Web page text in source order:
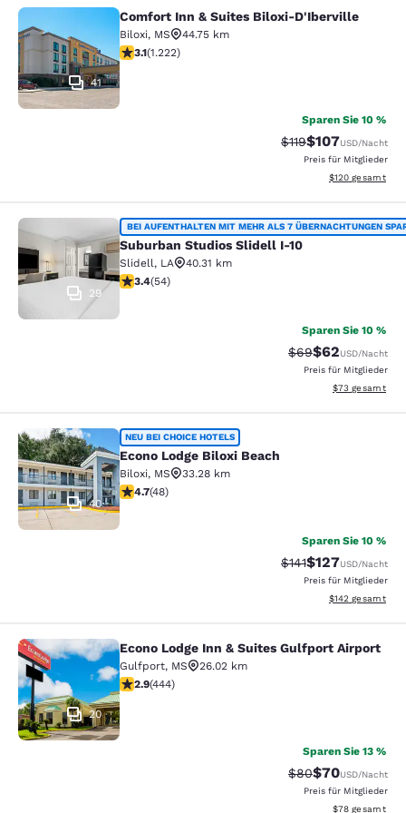
Comfort Inn & Suites Biloxi-
41
Comfort Inn & Suites Biloxi-D'Iberville
Biloxi, MS
44.75 km
3.12-Sterne-Bewertung. Gut. 1222 Bewertungen
3.1(1.222)
Sparen Sie 10 %
Durchgestrichener
$119Vergünstigter
$107USD/Nacht
Preis für Mitglieder
Geschätzte
$120 gesamt
Suburban Studios Slidell I-10
29
BEI AUFENTHALTEN MIT MEHR ALS 7 ÜBERNACHTUNGEN
Suburban Studios Slidell I-10
Slidell, LA
40.31 km
3.37-Sterne-Bewertung. Gut. 54 Bewertungen
3.4(54)
Sparen Sie 10 %
Durchgestrichener
$69Vergünstigter
$62USD/Nacht
Preis für Mitglieder
Geschätzte
$73 gesamt
Econo Lodge Biloxi Beach
40
NEU BEI CHOICE HOTELS
Econo Lodge Biloxi Beach
Biloxi, MS
33.28 km
4.73-Sterne-Bewertung. Außergewöhnlich. 48
4.7(48)
Sparen Sie 10 %
Durchgestrichener
$141Vergünstigter
$127USD/Nacht
Preis für Mitglieder
Geschätzte
$142 gesamt
Econo Lodge Inn & Suites Gulfport
20
Econo Lodge Inn & Suites Gulfport Airport
Gulfport, MS
26.02 km
2.9-Sterne-Bewertung. Mittelmäßig. 444 Bewertungen
2.9(444)
Sparen Sie 13 %
Durchgestrichener
$80Vergünstigter
$70USD/Nacht
Preis für Mitglieder
Geschätzte
$78 gesamt